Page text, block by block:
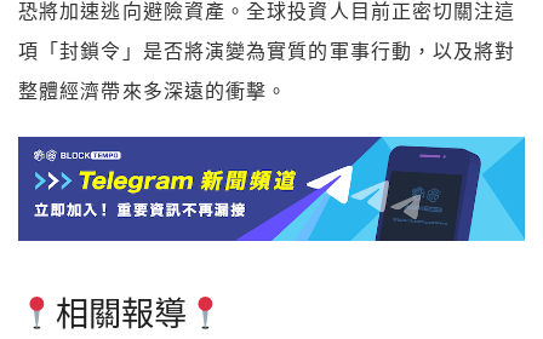
恐將加速逃向避險資產。全球投資人目前正密切關注這
項「封鎖令」是否將演變為實質的軍事行動，以及將對
整體經濟帶來多深遠的衝擊。
相關報導